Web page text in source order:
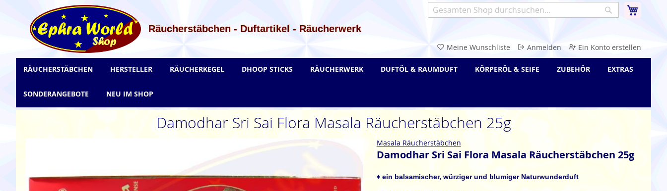
Suche
Räucherstäbchen - Duftartikel - Räucherwerk
Meine Wunschliste Anmelden Ein Konto erstellen
Inhalt
springen
Damodhar Sri Sai Flora Masala Räucherstäbchen 25g
springen
Masala Räucherstäbchen
Damodhar Sri Sai Flora Masala Räucherstäbchen 25g
♦ ein balsamischer, würziger und blumiger Naturwunderduft
RÄUCHERSTÄBCHEN HERSTELLER RÄUCHERKEGEL DHOOP STICKS RÄUCHERWERK DUFTÖL & RAUMDUFT KÖRPERÖL & SEIFE ZUBEHÖR EXTRAS
SONDERANGEBOTE NEU IM SHOP